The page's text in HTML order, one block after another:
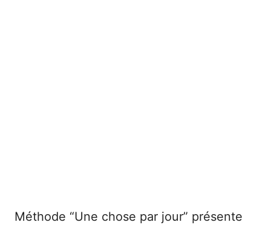
Méthode “Une chose par jour” présente